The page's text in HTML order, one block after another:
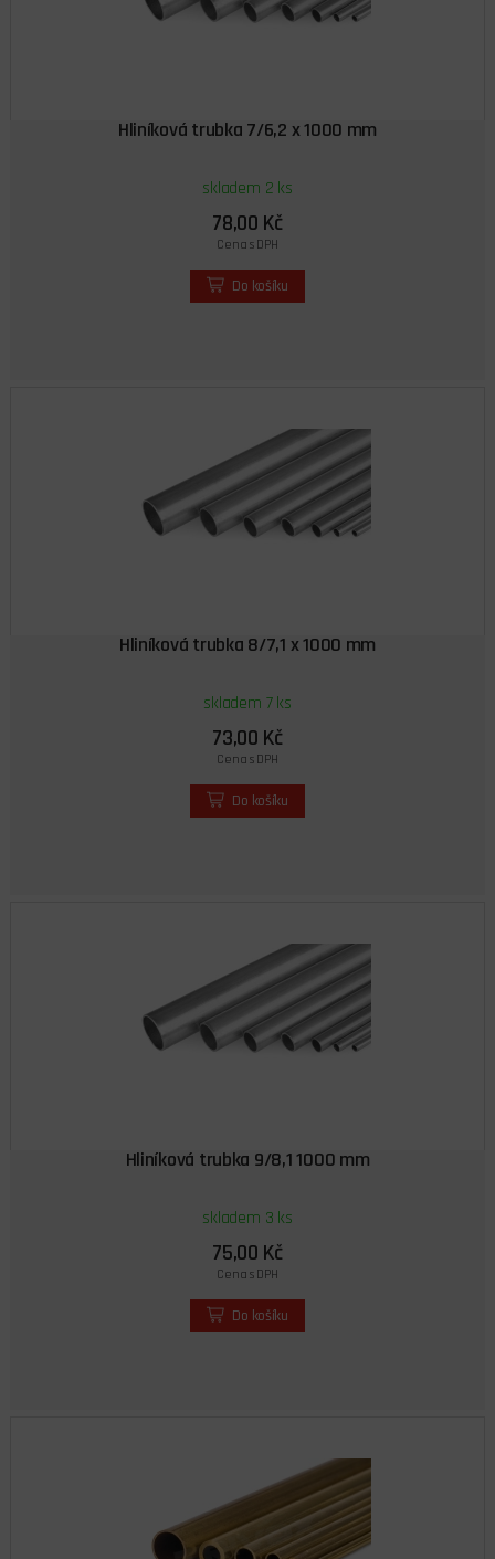
Hliníková trubka 7/6,2 x 1000 mm
skladem 2 ks
78,00 Kč
Cena s DPH
Do košíku
Hliníková trubka 8/7,1 x 1000 mm
skladem 7 ks
73,00 Kč
Cena s DPH
Do košíku
Hliníková trubka 9/8,1 1000 mm
skladem 3 ks
75,00 Kč
Cena s DPH
Do košíku